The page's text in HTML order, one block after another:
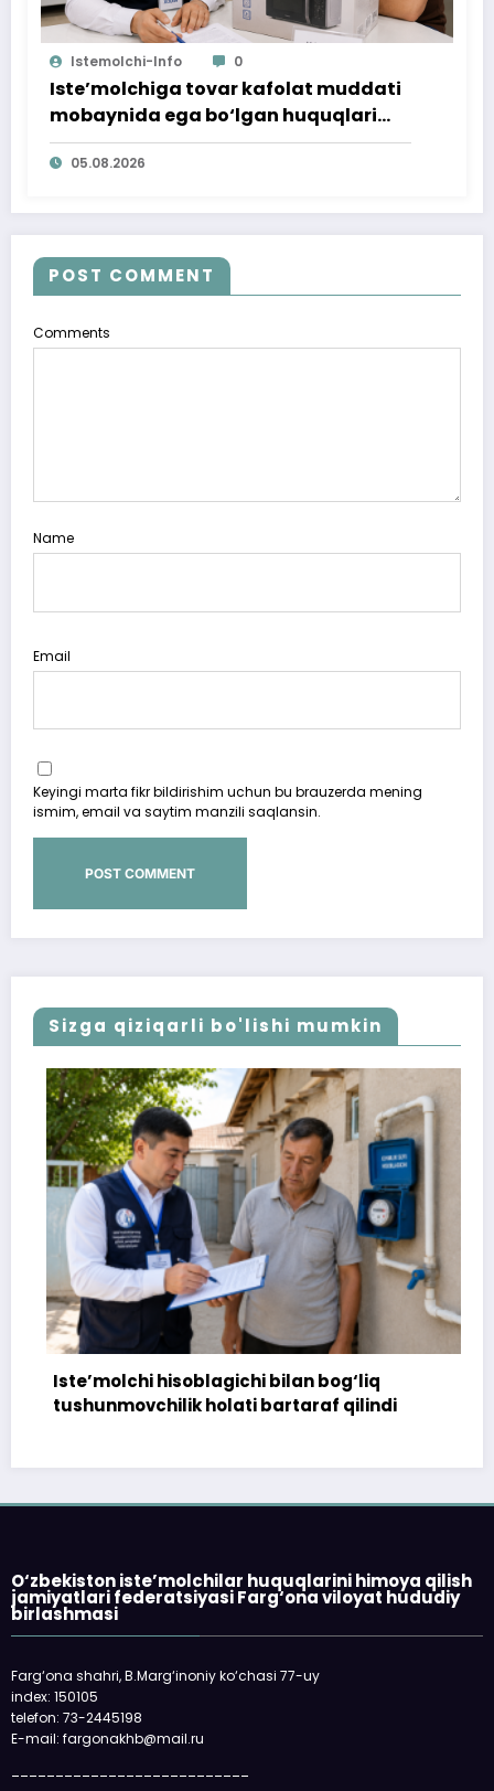
Istemolchi-Info 0
Iste’molchiga tovar kafolat muddati
mobaynida ega bo‘lgan huquqlari
ta’minlab berildi
05.08.2026
POST COMMENT
Comments
Name
Email
Keyingi marta fikr bildirishim uchun bu brauzerda mening
ismim, email va saytim manzili saqlansin.
Sizga qiziqarli bo'lishi mumkin
Iste’molchi hisoblagichi bilan bog‘liq
tushunmovchilik holati bartaraf qilindi
O‘zbekiston iste’molchilar huquqlarini himoya qilish
jamiyatlari federatsiyasi Farg‘ona viloyat hududiy
birlashmasi
Farg‘ona shahri, B.Marg‘inoniy ko‘chasi 77-uy
index: 150105
telefon: 73-2445198
E-mail: fargonakhb@mail.ru